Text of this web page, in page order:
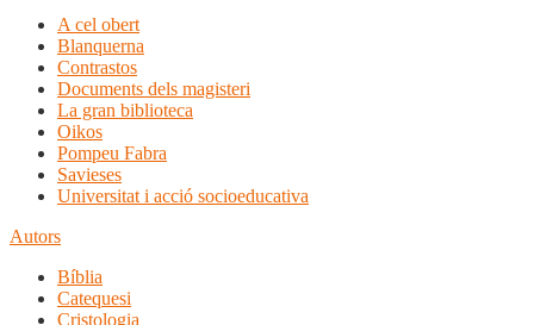
A cel obert
Blanquerna
Contrastos
Documents dels magisteri
La gran biblioteca
Oikos
Pompeu Fabra
Savieses
Universitat i acció socioeducativa
Autors
Bíblia
Catequesi
Cristologia